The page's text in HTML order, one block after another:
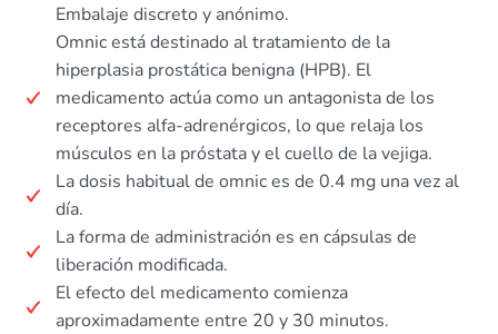
Embalaje discreto y anónimo.
Omnic está destinado al tratamiento de la
hiperplasia prostática benigna (HPB). El
medicamento actúa como un antagonista de los
receptores alfa-adrenérgicos, lo que relaja los
músculos en la próstata y el cuello de la vejiga.
La dosis habitual de omnic es de 0.4 mg una vez al
día.
La forma de administración es en cápsulas de
liberación modificada.
El efecto del medicamento comienza
aproximadamente entre 20 y 30 minutos.